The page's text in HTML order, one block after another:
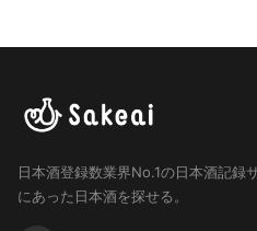
日本酒登録数業界No.1の日本酒記録
にあった日本酒を探せる。